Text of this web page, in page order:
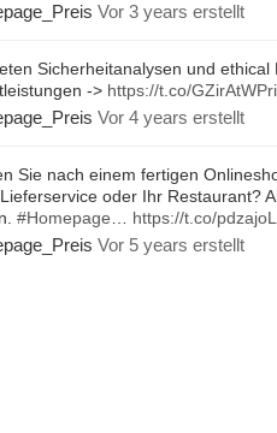
Vor 3 years erstellt
Sicherheitanalysen und ethical
-> https://t.co/GZirAtWPri
Vor 4 years erstellt
Sie nach einem fertigen
oder Ihr Restaurant?
#Homepage https://t.co/
Vor 5 years erstellt